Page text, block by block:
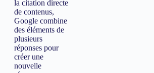
la citation directe
de contenus,
Google combine
des éléments de
plusieurs
réponses pour
créer une
nouvelle